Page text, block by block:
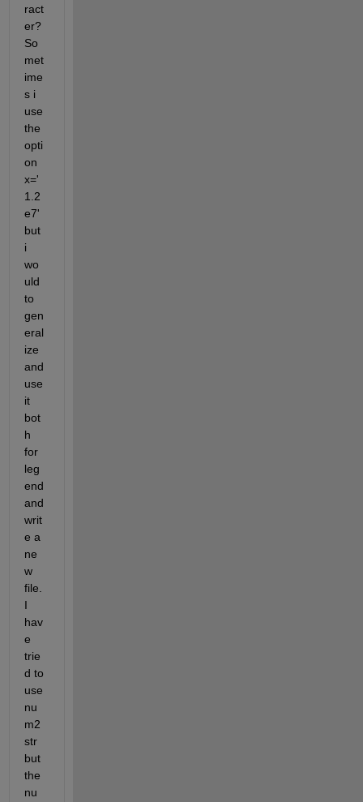
ract
er?
So
met
ime
s i
use
the
opti
on
x='
1.2
e7'
but
i
wo
uld
to
gen
eral
ize
and
use
it
bot
h
for
leg
end
and
writ
e a
ne
w
file.
I
hav
e
trie
d to
use
nu
m2
str
but
the
nu